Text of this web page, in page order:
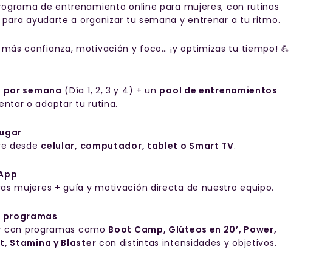
de entrenamiento online para mujeres, con rutinas
ayudarte a organizar tu semana y entrenar a tu ritmo.
confianza, motivación y foco… ¡y optimizas tu tiempo! 💪
semana (Día 1, 2, 3 y 4) + un pool de entrenamientos
o adaptar tu rutina.
desde celular, computador, tablet o Smart TV.
mujeres + guía y motivación directa de nuestro equipo.
programas
con programas como Boot Camp, Glúteos en 20’, Power,
Stamina y Blaster con distintas intensidades y objetivos.